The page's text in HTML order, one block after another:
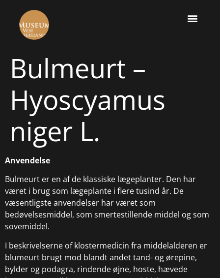
Bulmeurt –
Hyoscyamus
niger L.
Anvendelse
Bulmeurt er en af de klassiske lægeplanter. Den har
været i brug som lægeplante i flere tusind år. De
væsentligste anvendelser har været som
bedøvelsesmiddel, som smertestillende middel og som
sovemiddel.
I beskrivelserne of klostermedicin fra middelalderen er
blumeurt brugt mod blandt andet tand- og ørepine,
bylder og podagra, rindende øjne, hoste, hævede